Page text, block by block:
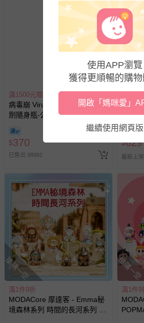
會主動以簡訊及mail通知訂單取消
滿1500元贈好禮
病毒崩 VirusBom - 100ppm噴
劑隨身瓶-公司貨/最新效
$370
已售出 98982
搶購一空
Emma
盒玩
$629
最新上架
搶購一空
滿1件9折
MODACore 摩達客 - Emma秘
境森林系列 時間的長河系列 異
搶購一空
滿1件9
使用APP瀏覽
獲得更順暢的購
開啟「媽咪愛」
繼續使用網頁版